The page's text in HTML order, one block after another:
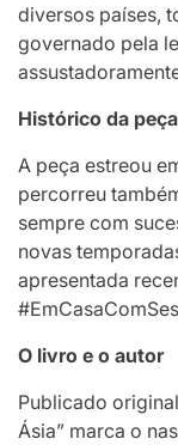
diversos países,
governado pela
Histórico da peça
A peça estreou
percorreu
sempre com
novas
apresentada
O livro e o autor
Publicado
Ásia” marca o